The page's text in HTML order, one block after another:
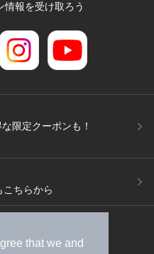
that we and
情報を受け取ろう
限定クーポンも！
ちらから
広告出稿のご案内